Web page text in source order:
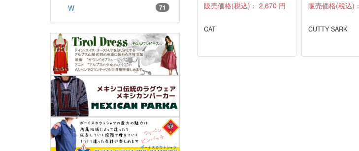
販売価格(税込)： 2,670 円
CAT
ンティーク
販売価格(税込)：
CUTTY SARK
W 71